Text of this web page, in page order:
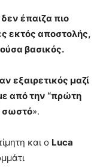
έπαιζα πιο
εκτός αποστολής,
βασικός.
εξαιρετικός μαζί
από την “πρώτη
σωστό».
και ο Luca